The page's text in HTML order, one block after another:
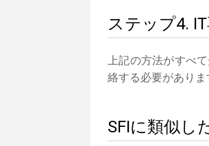
ステップ4.
上記の方法がすべ
絡する必要がありま
SFIに類似し